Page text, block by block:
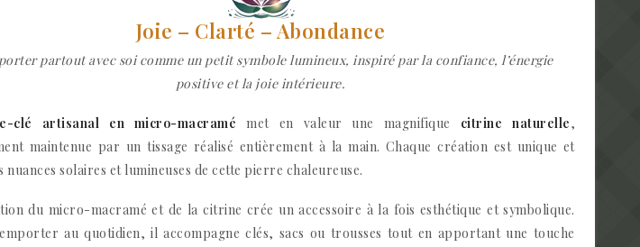
Joie – Clarté – Abondance
partout avec soi comme un petit symbole lumineux, inspiré par la confiance, l’énergie
positive et la joie intérieure.
clé artisanal en micro-macramé met en valeur une magnifique citrine naturelle,
maintenue par un tissage réalisé entièrement à la main. Chaque création est unique et
nuances solaires et lumineuses de cette pierre chaleureuse.
du micro-macramé et de la citrine crée un accessoire à la fois esthétique et symbolique.
au quotidien, il accompagne clés, sacs ou trousses tout en apportant une touche